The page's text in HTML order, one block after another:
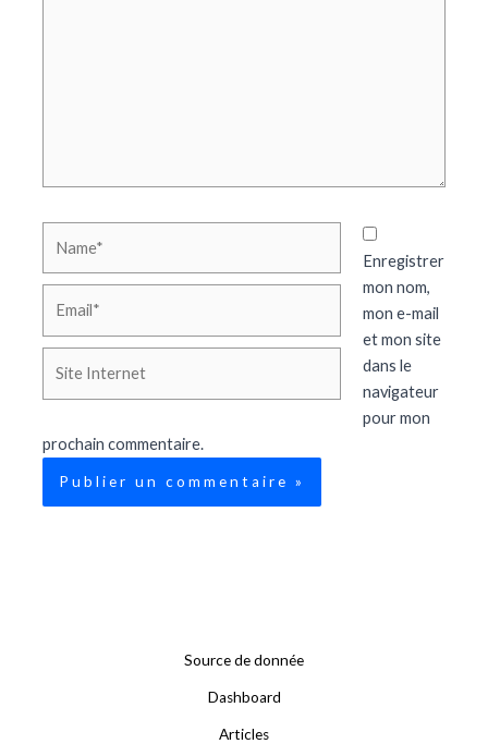
Internet
Enregistrer
mon nom,
mon e-mail
et mon site
dans le
navigateur
pour mon
prochain commentaire.
Source de donnée
Dashboard
Articles